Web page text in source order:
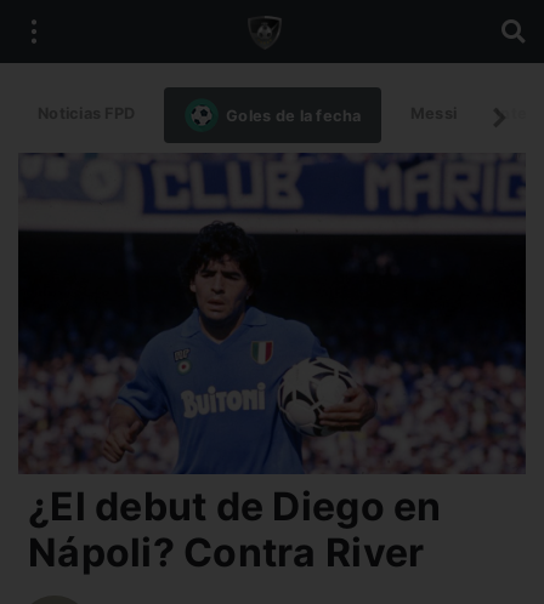
Goles de la fecha
¿El debut de Diego en
Nápoli? Contra River